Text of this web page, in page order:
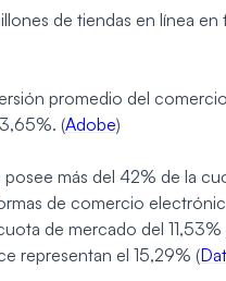
de tiendas en línea
promedio del comercio
(Adobe)
más del 42% de la
de comercio
de mercado del 11,53%
representan el 15,29% (